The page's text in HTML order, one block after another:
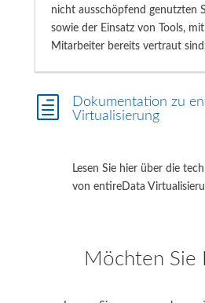
nicht ausschöpfend genutzten
sowie der Einsatz von Tools,
Mitarbeiter bereits vertraut
h
Dokumentation zu
Virtualisierung
Lesen Sie hier über die
von entireData
Möchten Sie